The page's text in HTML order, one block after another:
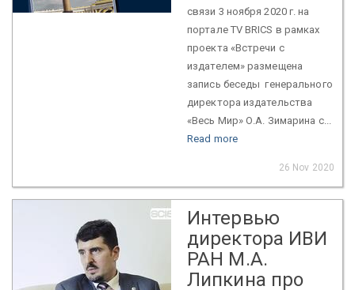
связи 3 ноября 2020 г. на
портале TV BRICS в рамках
проекта «Встречи с
издателем» размещена
запись беседы генерального
директора издательства
«Весь Мир» О.А. Зимарина с...
Read more
26 Nov 2020
Интервью
директора ИВИ
РАН М.А.
Липкина про